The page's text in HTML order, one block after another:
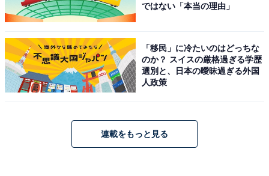
ではない「本当の理由」
「移民」に冷たいのはどっちな
のか？ スイスの厳格過ぎる学歴
選別と、日本の曖昧過ぎる外国
人政策
連載をもっと見る